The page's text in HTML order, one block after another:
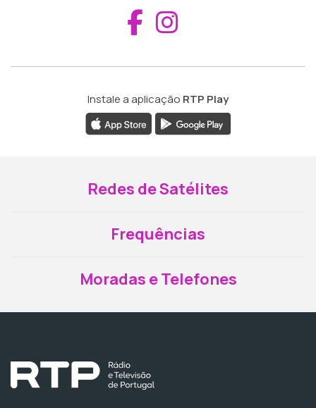
Aceder ao
Instale a aplicação RTP Play
Redes de Satélites
Frequências
Moradas e Telefones